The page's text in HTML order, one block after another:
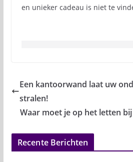
en unieker cadeau is niet te
Een kantoorwand laat uw
stralen!
Waar moet je op het letten
Recente Berichten